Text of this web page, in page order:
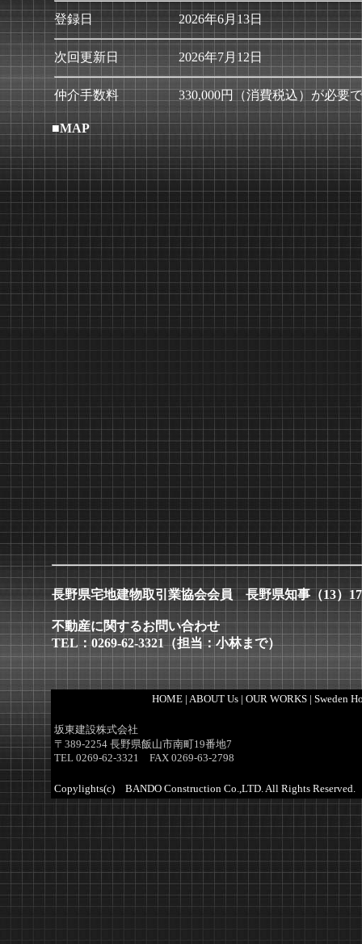
登録日 2026年6月13日
次回更新日 2026年7月12日
仲介手数料 330,000円（消費税込）が必要
■MAP
長野県宅地建物取引業協会会員 長野県知事（13）
不動産に関するお問い合わせ
TEL：0269-62-3321（担当：小林まで）
HOME| ABOUT Us| OUR WORKS| Sweden
坂東建設株式会社
〒389-2254 長野県飯山市南町19番地7
TEL 0269-62-3321 FAX 0269-63-2798
Copylights(c) BANDO Construction Co.,LTD. All Rights Reserved.